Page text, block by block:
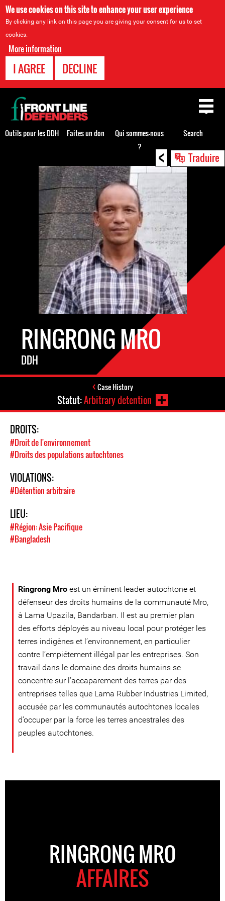
We use cookies on this site to enhance your user experience
By clicking any link on this page you are giving your consent for us to set
cookies.
More information
I AGREE DECLINE
< Traduire
RINGRONG MRO
DDH
Case History
Statut:Arbitrary detention
DROITS:
#Droit de l'environnement
#Droits des populations autochtones
VIOLATIONS:
#Détention arbitraire
LIEU:
#Région: Asie Pacifique
#Bangladesh
Ringrong Mro est un éminent leader autochtone et
défenseur des droits humains de la communauté Mro,
à Lama Upazila, Bandarban. Il est au premier plan
des efforts déployés au niveau local pour protéger les
terres indigènes et l’environnement, en particulier
contre l’empiétement illégal par les entreprises. Son
travail dans le domaine des droits humains se
concentre sur l’accaparement des terres par des
entreprises telles que Lama Rubber Industries Limited,
accusée par les communautés autochtones locales
d’occuper par la force les terres ancestrales des
peuples autochtones.
RINGRONG MRO
AFFAIRES
Back
to
top
Outils pour les DDH Faites un don
Qui sommes-nous
?
Search